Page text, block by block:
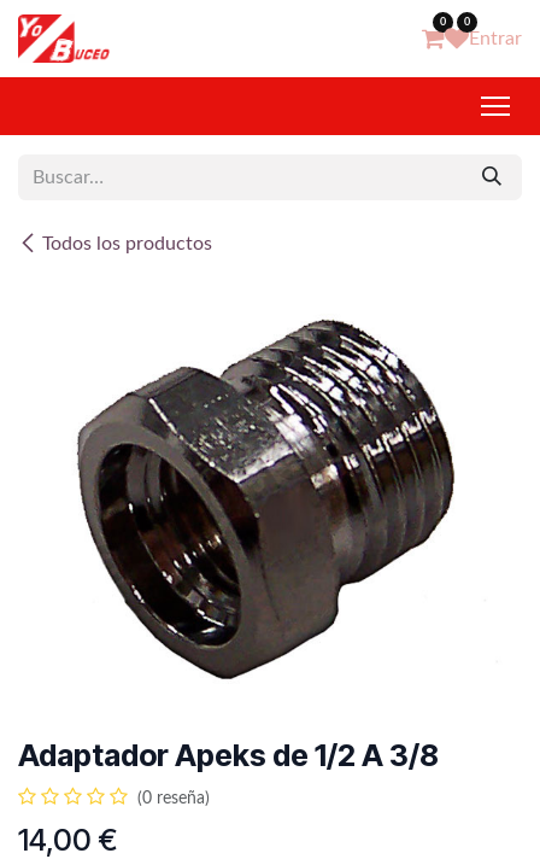
Ir al contenido 0 0
Entrar
Todos los productos
Adaptador Apeks de 1/2 A 3/8
(0 reseña)
14,00 €